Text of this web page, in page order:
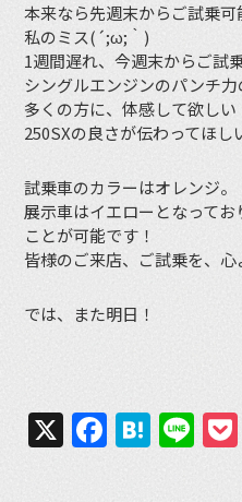
本来なら先週末からご試乗可
私のミス(´;ω;｀)
1週間遅れ、今週末からご試
シングルエンジンのパンチ
多くの方に、体感して欲しい
250SXの良さが伝わってほし
試乗車のカラーはオレンジ。
展示車はイエローとなって
ことが可能です！
皆様のご来店、ご試乗を、
では、また明日！
X Facebook
Line